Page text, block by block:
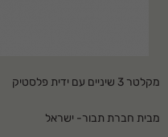
מקלטר 3 שיניים עם ידית פלסטיק
מבית חברת תבור- ישראל